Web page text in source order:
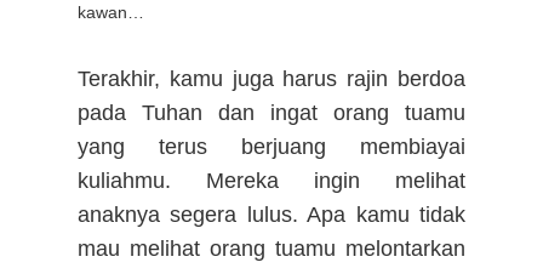
kawan…
Terakhir, kamu juga harus rajin berdoa
pada Tuhan dan ingat orang tuamu
yang terus berjuang membiayai
kuliahmu. Mereka ingin melihat
anaknya segera lulus. Apa kamu tidak
mau melihat orang tuamu melontarkan